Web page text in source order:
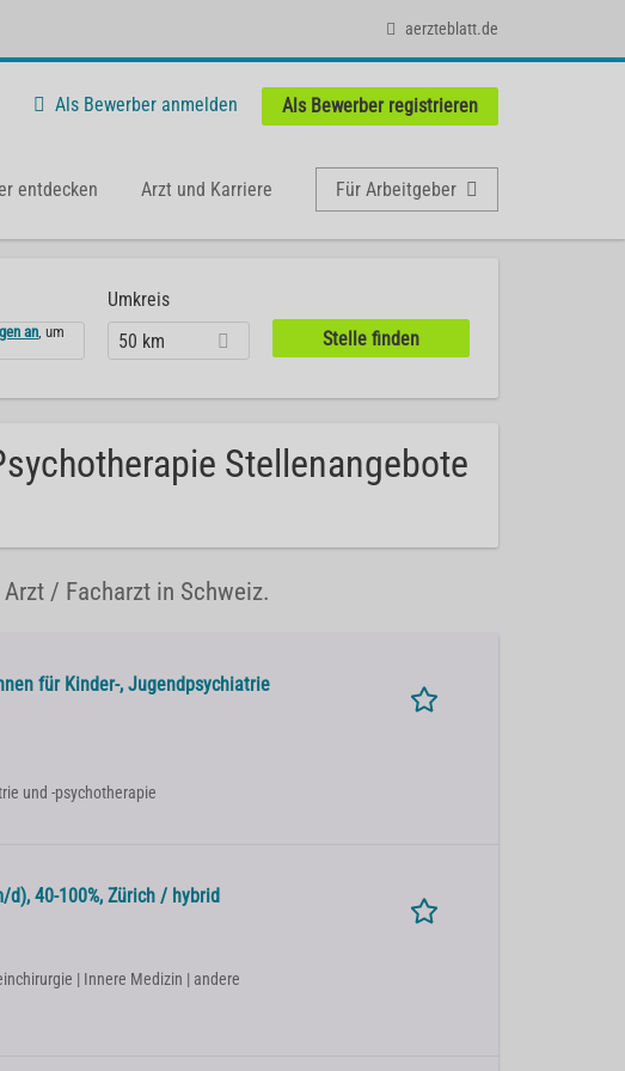
aerzteblatt.de
Als Bewerber anmelden Als Bewerber registrieren
entdecken Arzt und Karriere Für Arbeitgeber
an, um
Umkreis
50 km
Stellenangebote
/ Facharzt in Schweiz.
für Kinder-, Jugendpsychiatrie
und -psychotherapie
40-100%, Zürich / hybrid
| Innere Medizin | andere